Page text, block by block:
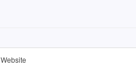
Website